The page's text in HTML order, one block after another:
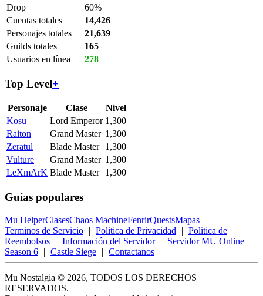
Drop
60%
Cuentas totales
14,426
Personajes totales
21,639
Guilds totales
165
Usuarios en línea
278
Top Level+
Personaje Clase
Nivel
Kosu
Lord Emperor 1,300
Raiton
Grand Master 1,300
Zeratul
Blade Master
1,300
Vulture
Grand Master 1,300
LeXmArK Blade Master 1,300
Guías populares
Mu HelperClasesChaos MachineFenrirQuestsMapas
Terminos de Servicio | Politica de Privacidad | Politica de
Reembolsos | Información del Servidor |
Servidor MU Online
Season 6 | Castle Siege | Contactanos
Mu Nostalgia © 2026, TODOS LOS DERECHOS
RESERVADOS.